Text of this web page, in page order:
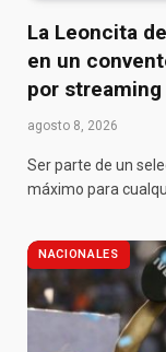
La Leoncita
en un
por streaming
agosto 8, 2026
Ser parte de un
máximo para
NACIONALES